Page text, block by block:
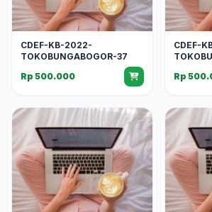
CDEF-KB-2022-
TOKOBUNGABOGOR-37
Rp 500.000
CDEF-
Rp